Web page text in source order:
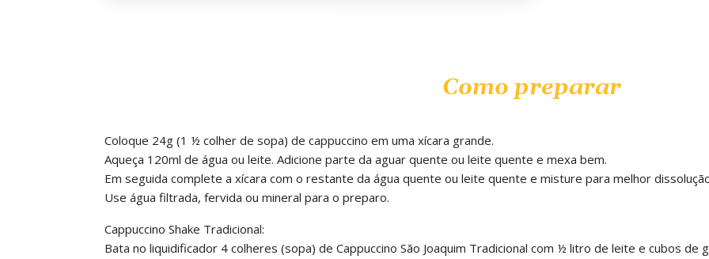
Como preparar
Coloque 24g (1 ½ colher de sopa) de cappuccino em uma xícara grande.
Aqueça 120ml de água ou leite. Adicione parte da aguar quente ou leite quente e mexa bem.
Em seguida complete a xícara com o restante da água quente ou leite quente e misture para melhor
Use água filtrada, fervida ou mineral para o preparo.
Cappuccino Shake Tradicional:
Bata no liquidificador 4 colheres (sopa) de Cappuccino São Joaquim Tradicional com ½ litro de leite e cubos de